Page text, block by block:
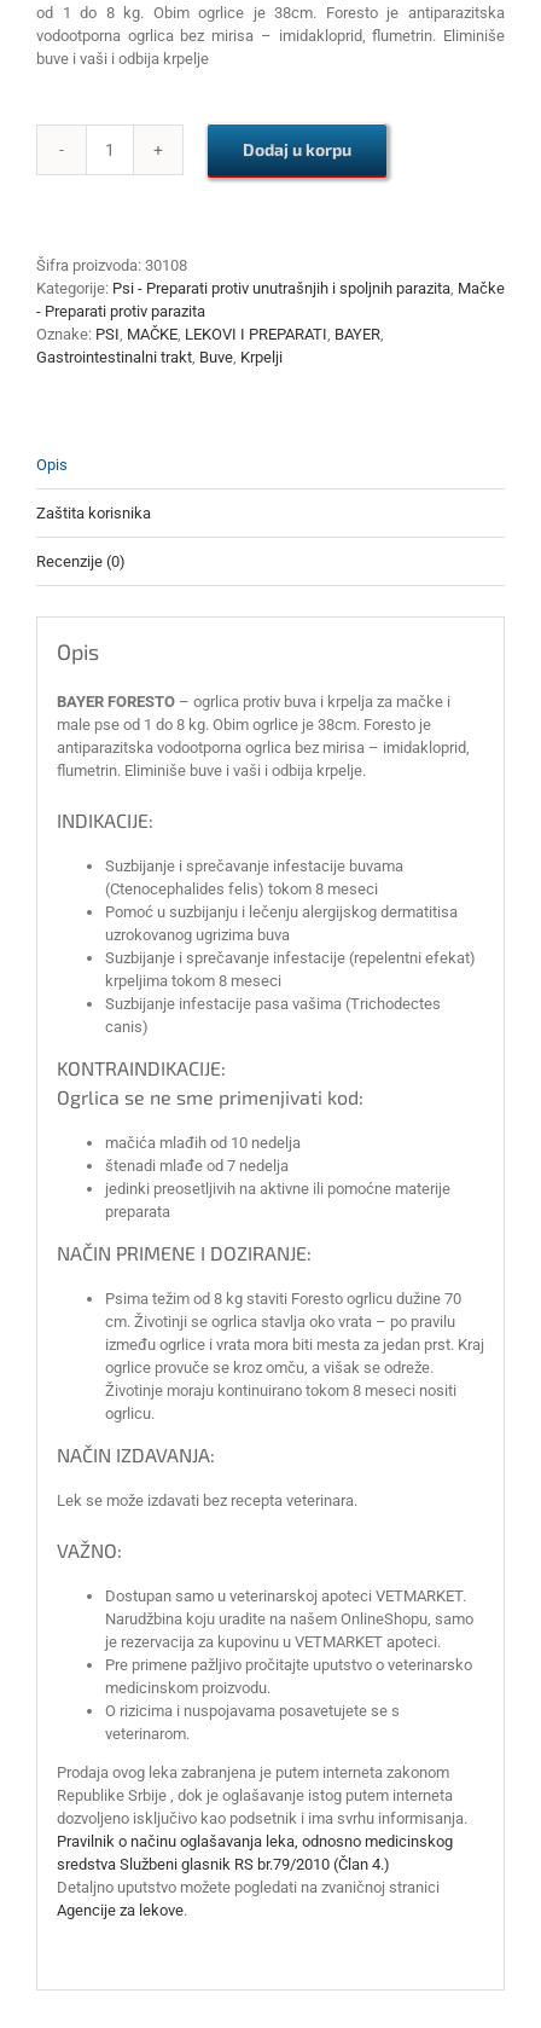
od 1 do 8 kg. Obim ogrlice je 38cm. Foresto je antiparazitska
vodootporna ogrlica bez mirisa – imidakloprid, flumetrin. Eliminiše
buve i vaši i odbija krpelje
FORESTO
Dodaj u korpu
Šifra proizvoda: 30108
Kategorije: Psi - Preparati protiv unutrašnjih i spoljnih parazita Mačke
- Preparati protiv parazita
Oznake: PSI MAČKE LEKOVI I PREPARATI BAYER
Gastrointestinalni trakt Buve Krpelji
Opis
Zaštita korisnika
Recenzije (0)
Opis
BAYER FORESTO– ogrlica protiv buva i krpelja za mačke i
male pse od 1 do 8 kg. Obim ogrlice je 38cm. Foresto je
antiparazitska vodootporna ogrlica bez mirisa – imidakloprid,
flumetrin. Eliminiše buve i vaši i odbija krpelje.
INDIKACIJE:
Suzbijanje i sprečavanje infestacije buvama
(Ctenocephalides felis) tokom 8 meseci
Pomoć u suzbijanju i lečenju alergijskog dermatitisa
uzrokovanog ugrizima buva
Suzbijanje i sprečavanje infestacije (repelentni efekat)
krpeljima tokom 8 meseci
Suzbijanje infestacije pasa vašima (Trichodectes
canis)
KONTRAINDIKACIJE:
Ogrlica se ne sme primenjivati kod:
mačića mlađih od 10 nedelja
štenadi mlađe od 7 nedelja
jedinki preosetljivih na aktivne ili pomoćne materije
preparata
NAČIN PRIMENE I DOZIRANJE:
Psima težim od 8 kg staviti Foresto ogrlicu dužine 70
cm. Životinji se ogrlica stavlja oko vrata – po pravilu
između ogrlice i vrata mora biti mesta za jedan prst. Kraj
ogrlice provuče se kroz omču, a višak se odreže.
Životinje moraju kontinuirano tokom 8 meseci nositi
ogrlicu.
NAČIN IZDAVANJA:
Lek se može izdavati bez recepta veterinara.
VAŽNO:
Dostupan samo u veterinarskoj apoteci VETMARKET.
Narudžbina koju uradite na našem OnlineShopu, samo
je rezervacija za kupovinu u VETMARKET apoteci.
Pre primene pažljivo pročitajte uputstvo o veterinarsko
medicinskom proizvodu.
O rizicima i nuspojavama posavetujete se s
veterinarom.
Prodaja ovog leka zabranjena je putem interneta zakonom
Republike Srbije , dok je oglašavanje istog putem interneta
dozvoljeno isključivo kao podsetnik i ima svrhu informisanja.
Pravilnik o načinu oglašavanja leka, odnosno medicinskog
sredstva Službeni glasnik RS br.79/2010 (Član 4.)
Detaljno uputstvo možete pogledati na zvaničnoj stranici
Agencije za lekove.